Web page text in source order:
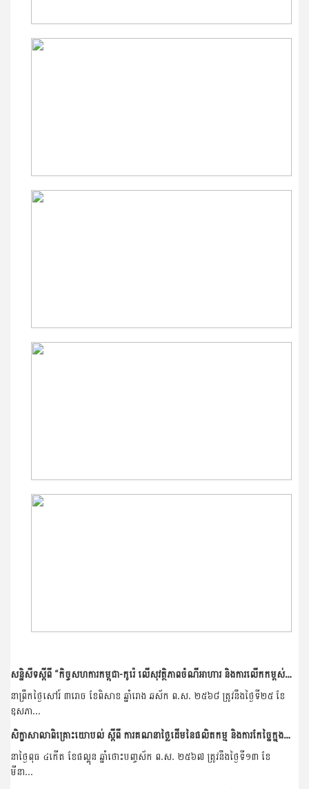
សន្និសីទស្ដីពី “កិច្ចសហការកម្ពុជា-កូរ៉េ លើសុវត្ថិភាពចំណីអាហារ និងការលើកកម្ពស់ម្ហូបអាហារ”
នាព្រឹកថ្ងៃសៅរ៍ ៣រោច ខែពិសាខ ឆ្នាំរោង ឆស័ក ព​.ស. ២៥៦៨ ត្រូវនឹងថ្ងៃទី២៥ ខែ
ឧសភា...
សិក្ខាសាលាពិគ្រោះយោបល់ ស្តីពី ការគណនាថ្លៃដើមនៃផលិតកម្ម និងការកែច្នៃក្នុងខ្សែច្រវាក់តម្លៃគ្រាប់ស្វាយចន្ទី
នាថ្ងៃពុធ ៤កើត ខែផល្គុន ឆ្នាំថោះបញ្ចស័ក ព.ស. ២៥៦៧ ត្រូវនឹងថ្ងៃទី១៣ ខែ
មីនា...